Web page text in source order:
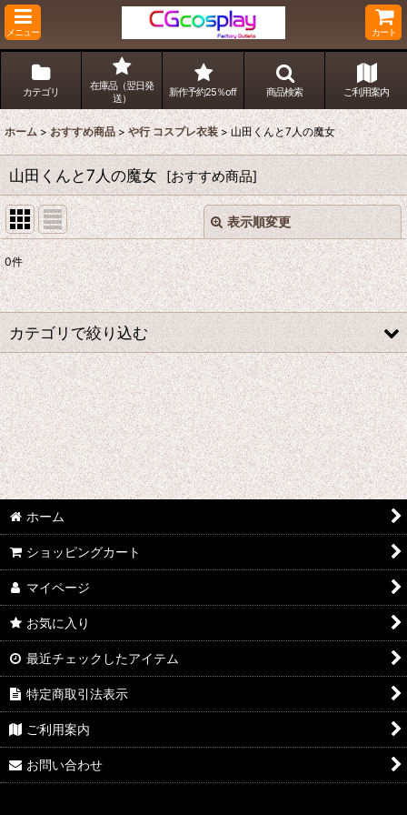
メニュー カート
カテゴリ
在庫品（翌日発
送）
新作予約25％off 商品検索 ご利用案内
ホーム > おすすめ商品 > や行 コスプレ衣装 > 山田くんと7人の魔女
山田くんと7人の魔女 [おすすめ商品]
表示順変更
表示数:
並び順:
絞り込む
閉じる
0件
カテゴリで絞り込む
や行 コスプレ衣装 (全商品)
ユーリ!!! on ICE
弱虫ペダル
幼女戦記
山田くんと7人の魔女
夢王国と眠れる100人の王子様
遊☆戯☆王デュエルモンスターズGX
幽☆遊☆白書
約束のネバーランド
遊戯王
ようこそ実力至上主義の教室へ
ホーム
ショッピングカート
マイページ
お気に入り
最近チェックしたアイテム
特定商取引法表示
ご利用案内
お問い合わせ